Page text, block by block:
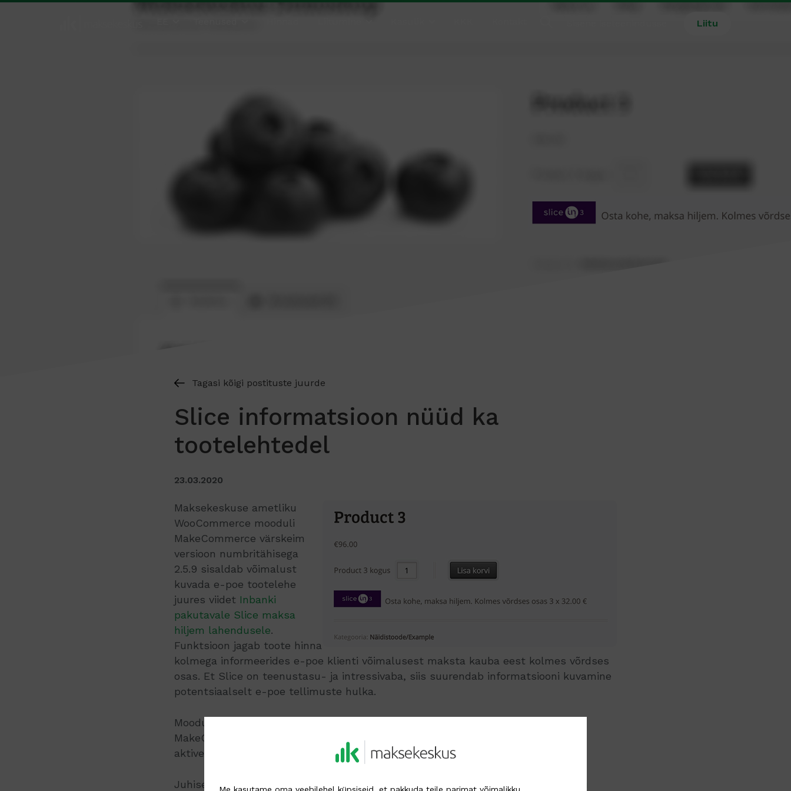
Liitu
Tagasi kõigi postituste juurde
Slice informatsioon nüüd ka
tootelehtedel
23.03.2020
Maksekeskuse ametliku
WooCommerce mooduli
MakeCommerce värskeim
versioon numbritähisega
2.5.9 sisaldab võimalust
kuvada e-poe tootelehe
juures viidet Inbanki
pakutavale Slice maksa
hiljem lahendusele.
Funktsioon jagab toote hinna
kolmega informeerides e-poe klienti võimalusest maksta kauba eest kolmes võrdses
osas. Et Slice on teenustasu- ja intressivaba, siis suurendab informatsiooni kuvamine
potentsiaalselt e-poe tellimuste hulka.
Mooduli uuendamise järel tuleb funktsioon ise aktiveerida, seda saab teha
MakeCommerce mooduli sätetes. Eelduseks on, et e-poel on Slice makseviis
aktiveeritud.
Juhiseid mooduli uuendamiseks leiad meie blogipostitusest, kus täpsemalt juttu
Me kasutame oma veebilehel küpsiseid, et pakkuda teile parimat võimalikku